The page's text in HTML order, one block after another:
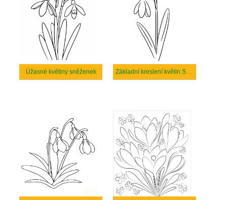
Úžasné květiny sněženek Základní kreslení květin Sněženka